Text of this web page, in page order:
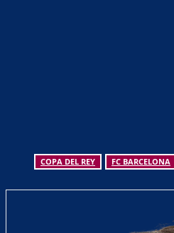
COPA DEL REY FC BARCELONA